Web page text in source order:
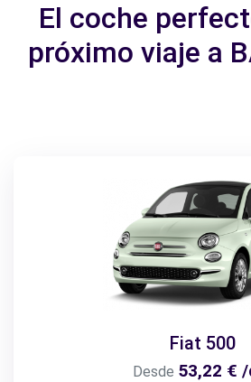
El coche
próximo viaje a
Fiat 500
Desde 53,22 €